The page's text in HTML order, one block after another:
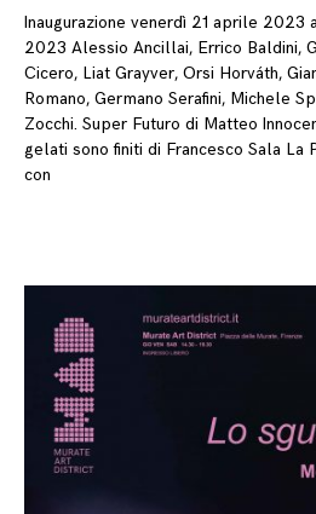
Inaugurazione venerdì 21 aprile 2023
2023 Alessio Ancillai, Errico Baldini,
Cicero, Liat Grayver, Orsi Horváth,
Romano, Germano Serafini, Michele
Zocchi. Super Futuro di Matteo
gelati sono finiti di Francesco Sala La
con